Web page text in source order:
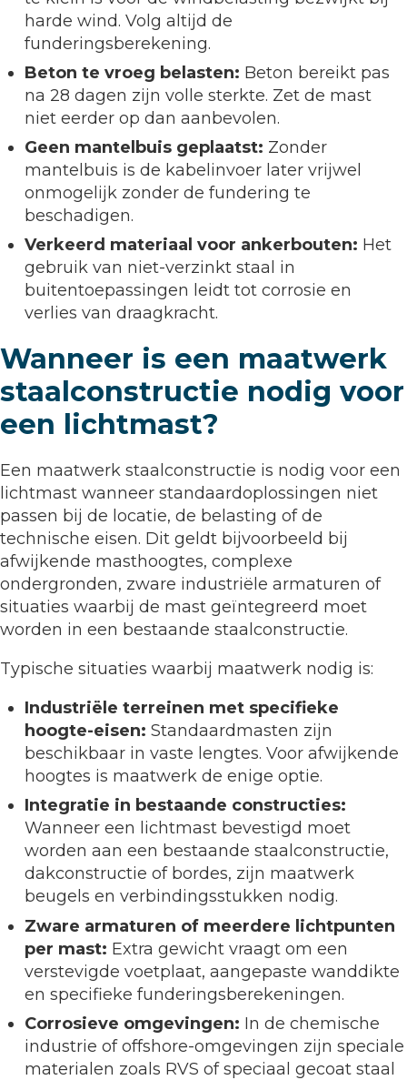
harde wind. Volg altijd de
funderingsberekening.
Beton te vroeg belasten: Beton bereikt pas
na 28 dagen zijn volle sterkte. Zet de mast
niet eerder op dan aanbevolen.
Geen mantelbuis geplaatst: Zonder
mantelbuis is de kabelinvoer later vrijwel
onmogelijk zonder de fundering te
beschadigen.
Verkeerd materiaal voor ankerbouten: Het
gebruik van niet-verzinkt staal in
buitentoepassingen leidt tot corrosie en
verlies van draagkracht.
Wanneer is een maatwerk
staalconstructie nodig voor
een lichtmast?
Een maatwerk staalconstructie is nodig voor een
lichtmast wanneer standaardoplossingen niet
passen bij de locatie, de belasting of de
technische eisen. Dit geldt bijvoorbeeld bij
afwijkende masthoogtes, complexe
ondergronden, zware industriële armaturen of
situaties waarbij de mast geïntegreerd moet
worden in een bestaande staalconstructie.
Typische situaties waarbij maatwerk nodig is:
Industriële terreinen met specifieke
hoogte-eisen: Standaardmasten zijn
beschikbaar in vaste lengtes. Voor afwijkende
hoogtes is maatwerk de enige optie.
Integratie in bestaande constructies:
Wanneer een lichtmast bevestigd moet
worden aan een bestaande staalconstructie,
dakconstructie of bordes, zijn maatwerk
beugels en verbindingsstukken nodig.
Zware armaturen of meerdere lichtpunten
per mast: Extra gewicht vraagt om een
verstevigde voetplaat, aangepaste wanddikte
en specifieke funderingsberekeningen.
Corrosieve omgevingen: In de chemische
industrie of offshore-omgevingen zijn speciale
materialen zoals RVS of speciaal gecoat staal